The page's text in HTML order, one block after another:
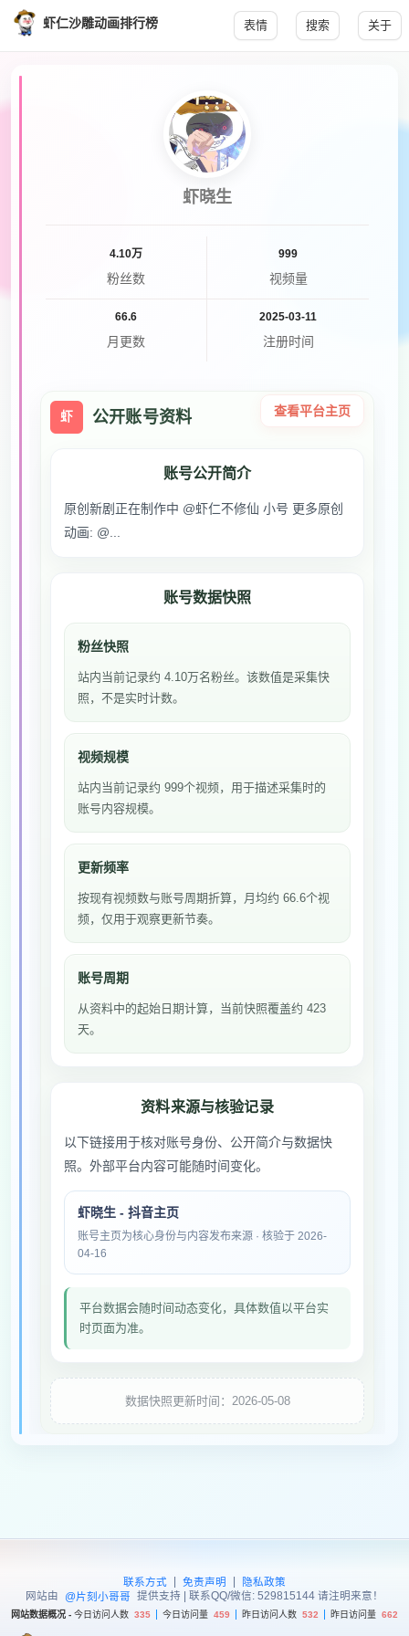
虾仁沙雕动画排行榜 表情 搜索 关于
虾晓生
4.10万
粉丝数
999
视频量
66.6
月更数
2025-03-11
注册时间
虾 公开账号资料 查看平台主页
账号公开简介
原创新剧正在制作中 @虾仁不修仙 小号 更多原创
动画: @...
账号数据快照
粉丝快照
站内当前记录约 4.10万名粉丝。该数值是采集快
照，不是实时计数。
视频规模
站内当前记录约 999个视频，用于描述采集时的
账号内容规模。
更新频率
按现有视频数与账号周期折算，月均约 66.6个视
频，仅用于观察更新节奏。
账号周期
从资料中的起始日期计算，当前快照覆盖约 423
天。
资料来源与核验记录
以下链接用于核对账号身份、公开简介与数据快
照。外部平台内容可能随时间变化。
虾晓生 - 抖音主页
账号主页为核心身份与内容发布来源 · 核验于 2026-
04-16
平台数据会随时间动态变化，具体数值以平台实
时页面为准。
数据快照更新时间：2026-05-08
联系方式 | 免责声明 |
隐私政策
网站由
@片刻小哥哥 提供支持 | 联系QQ/微信: 529815144 请注明来意！
网站数据概况 - 今日访问人数 335 今日访问量 459 昨日访问人数 532 昨日访问量 662